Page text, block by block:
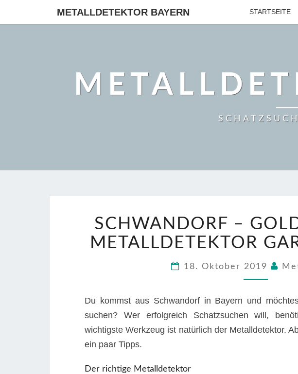
METALLDETEKTOR BAYERN STARTSEITE
–
GOLD
FINDEN
AT
SCHWANDORF –
METALLDETEKTOR
18. Oktober 2019
Du kommst aus Schwandorf in Bayern und
suchen? Wer erfolgreich Schatzsuchen will,
wichtigste Werkzeug ist natürlich der Metalldetektor.
ein paar Tipps.
Der richtige Metalldetektor